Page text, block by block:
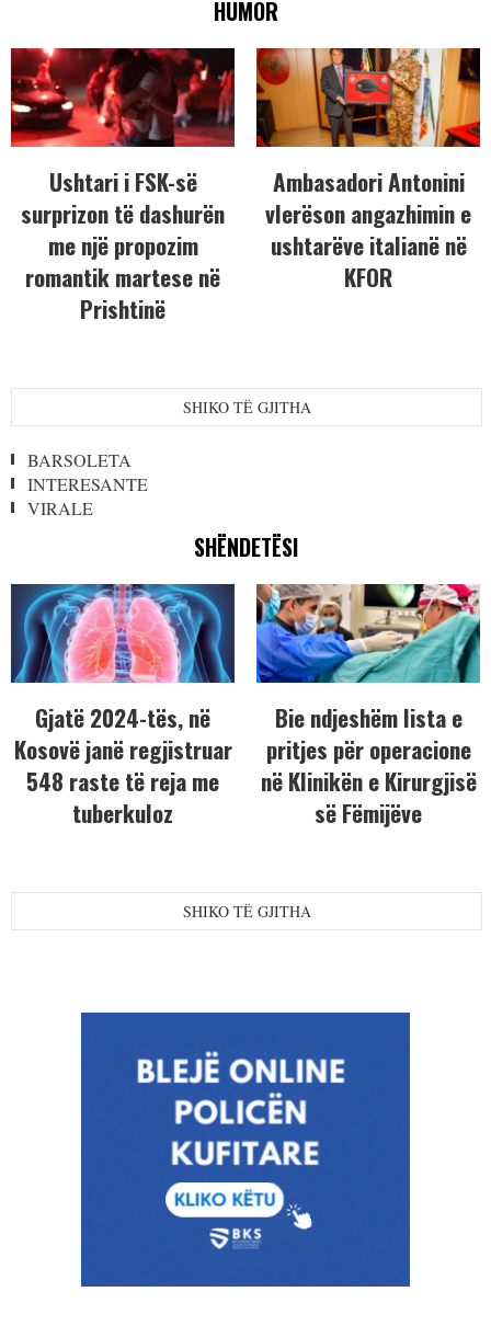
HUMOR
Ushtari i FSK-së
surprizon të dashurën
me një propozim
romantik martese në
Prishtinë
Ambasadori Antonini
vlerëson angazhimin e
ushtarëve italianë në
KFOR
SHIKO TË GJITHA
BARSOLETA
INTERESANTE
VIRALE
SHËNDETËSI
Gjatë 2024-tës, në
Kosovë janë regjistruar
548 raste të reja me
tuberkuloz
Bie ndjeshëm lista e
pritjes për operacione
në Klinikën e Kirurgjisë
së Fëmijëve
SHIKO TË GJITHA